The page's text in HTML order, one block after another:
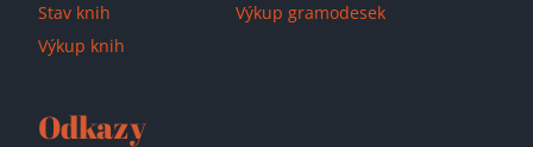
Stav knih
Výkup knih
Výkup gramodesek
Odkazy